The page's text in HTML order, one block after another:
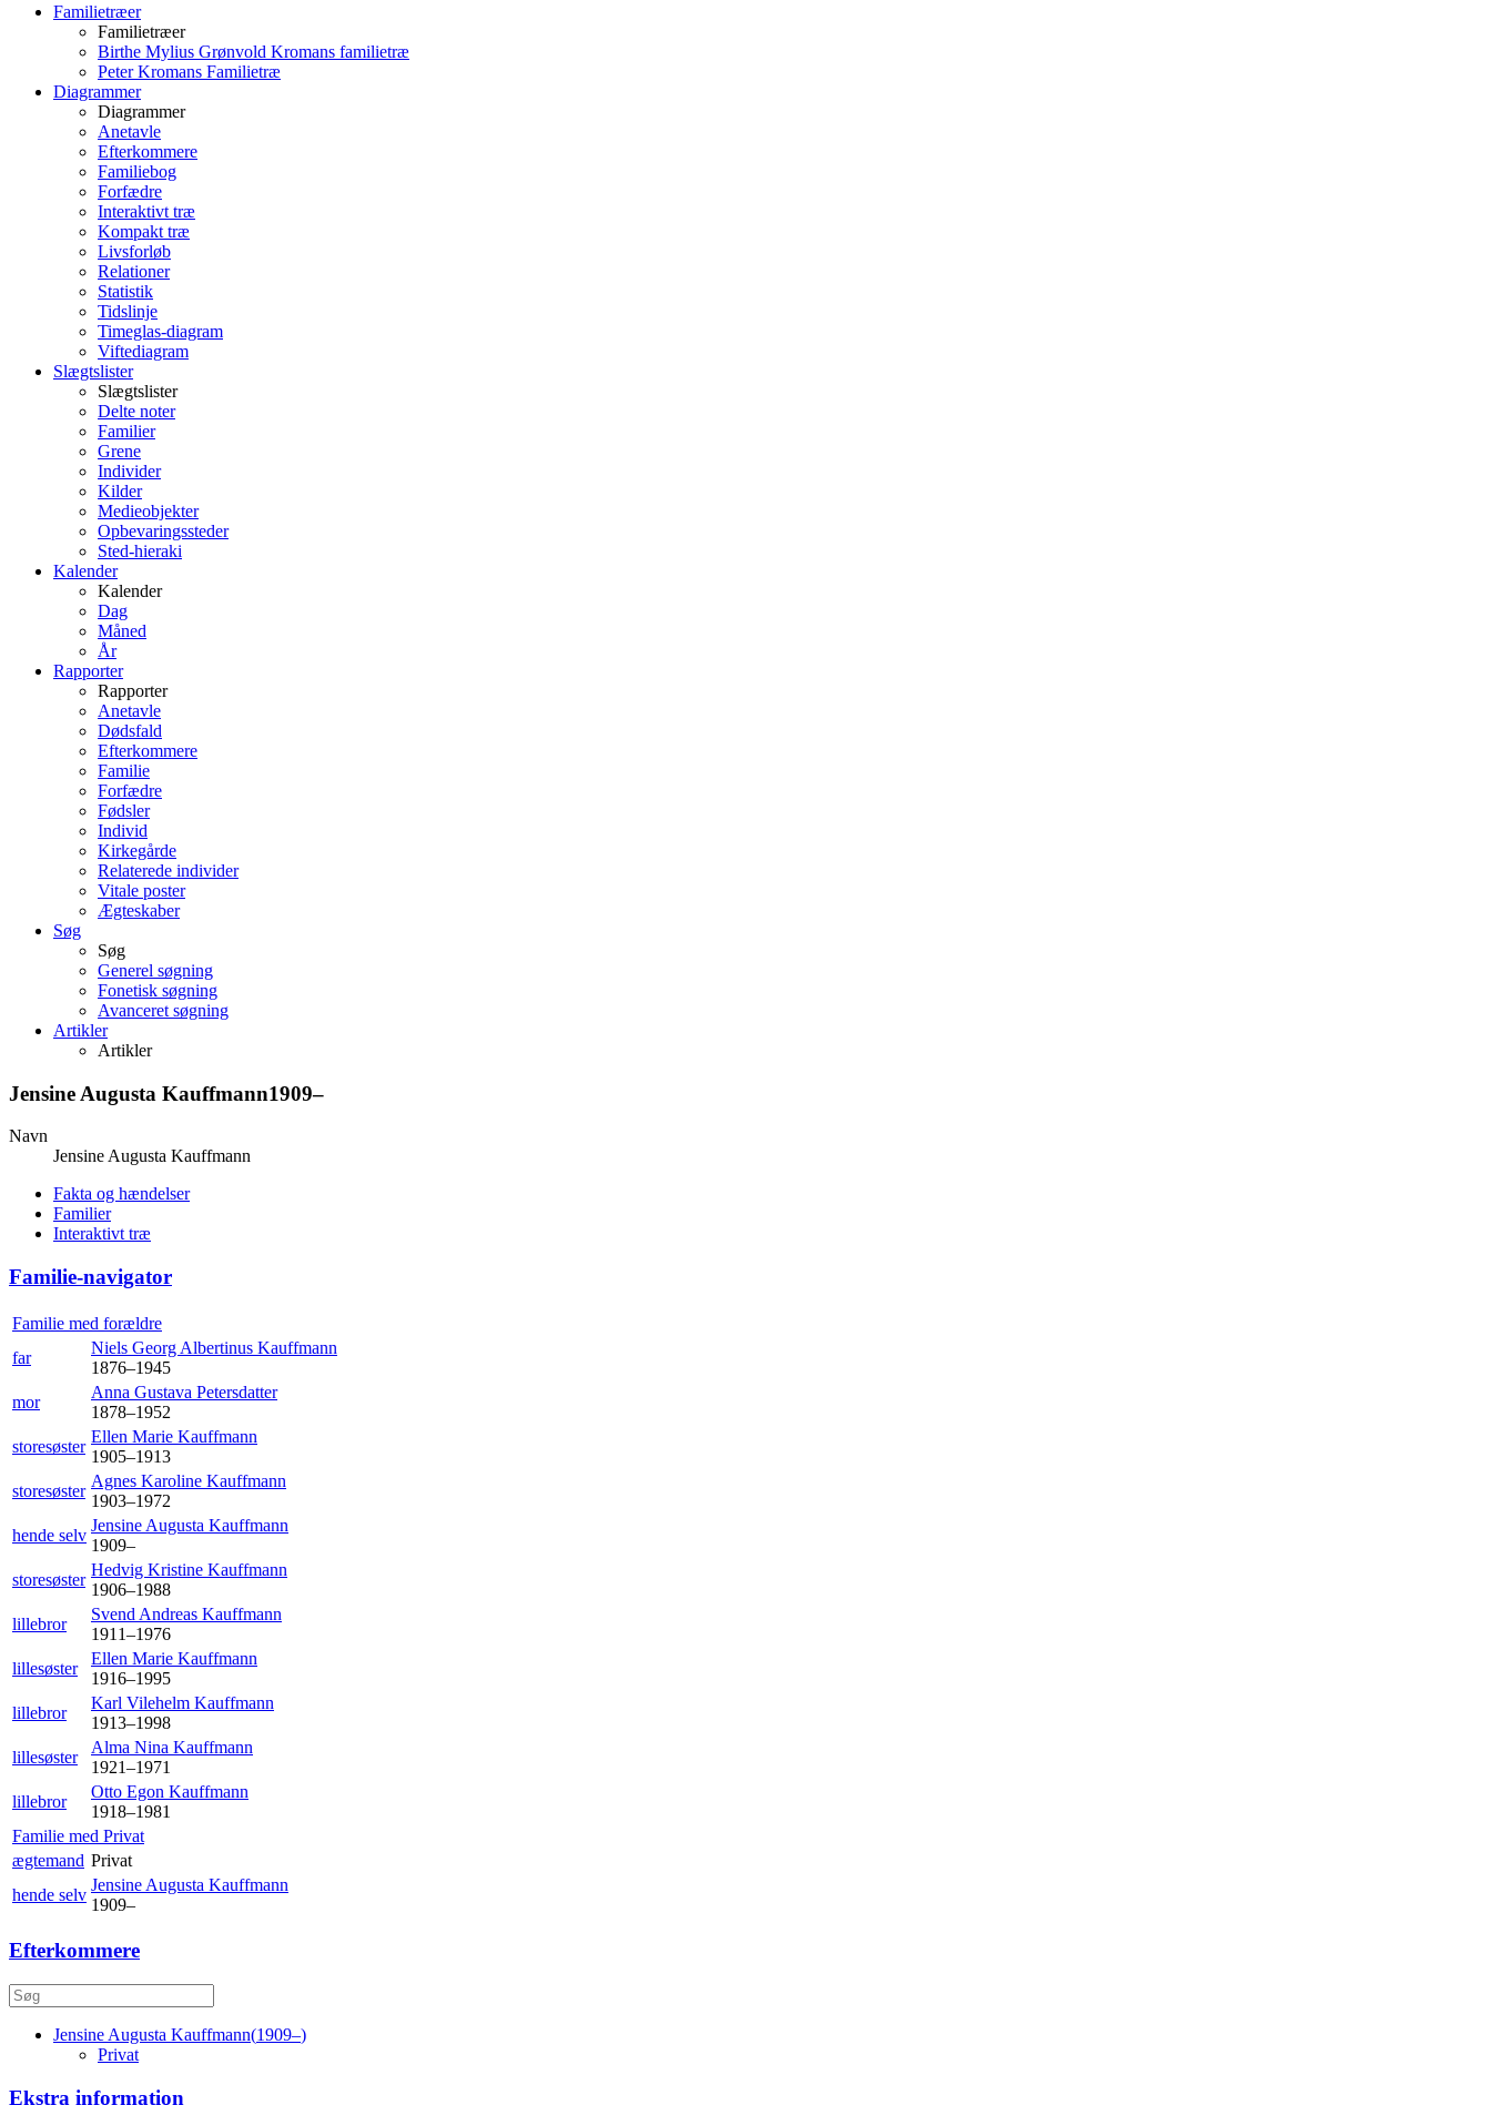
Familietræer
Familietræer
Birthe Mylius Grønvold Kromans familietræ
Peter Kromans Familietræ
Diagrammer
Diagrammer
Anetavle
Efterkommere
Familiebog
Forfædre
Interaktivt træ
Kompakt træ
Livsforløb
Relationer
Statistik
Tidslinje
Timeglas-diagram
Viftediagram
Slægtslister
Slægtslister
Delte noter
Familier
Grene
Individer
Kilder
Medieobjekter
Opbevaringssteder
Sted-hieraki
Kalender
Kalender
Dag
Måned
År
Rapporter
Rapporter
Anetavle
Dødsfald
Efterkommere
Familie
Forfædre
Fødsler
Individ
Kirkegårde
Relaterede individer
Vitale poster
Ægteskaber
Søg
Søg
Generel søgning
Fonetisk søgning
Avanceret søgning
Artikler
Artikler
Jensine Augusta Kauffmann1909–
Navn
Jensine Augusta Kauffmann
Fakta og hændelser
Familier
Interaktivt træ
Familie-navigator
Familie med forældre
far
Niels Georg Albertinus Kauffmann
1876–1945
mor
Anna Gustava Petersdatter
1878–1952
storesøster
Ellen Marie Kauffmann
1905–1913
storesøster
Agnes Karoline Kauffmann
1903–1972
hende selv
Jensine Augusta Kauffmann
1909–
storesøster
Hedvig Kristine Kauffmann
1906–1988
lillebror
Svend Andreas Kauffmann
1911–1976
lillesøster
Ellen Marie Kauffmann
1916–1995
lillebror
Karl Vilehelm Kauffmann
1913–1998
lillesøster
Alma Nina Kauffmann
1921–1971
lillebror
Otto Egon Kauffmann
1918–1981
Familie med Privat
ægtemand Privat
hende selv
Jensine Augusta Kauffmann
1909–
Efterkommere
Jensine Augusta Kauffmann(1909–)
Privat
Ekstra information